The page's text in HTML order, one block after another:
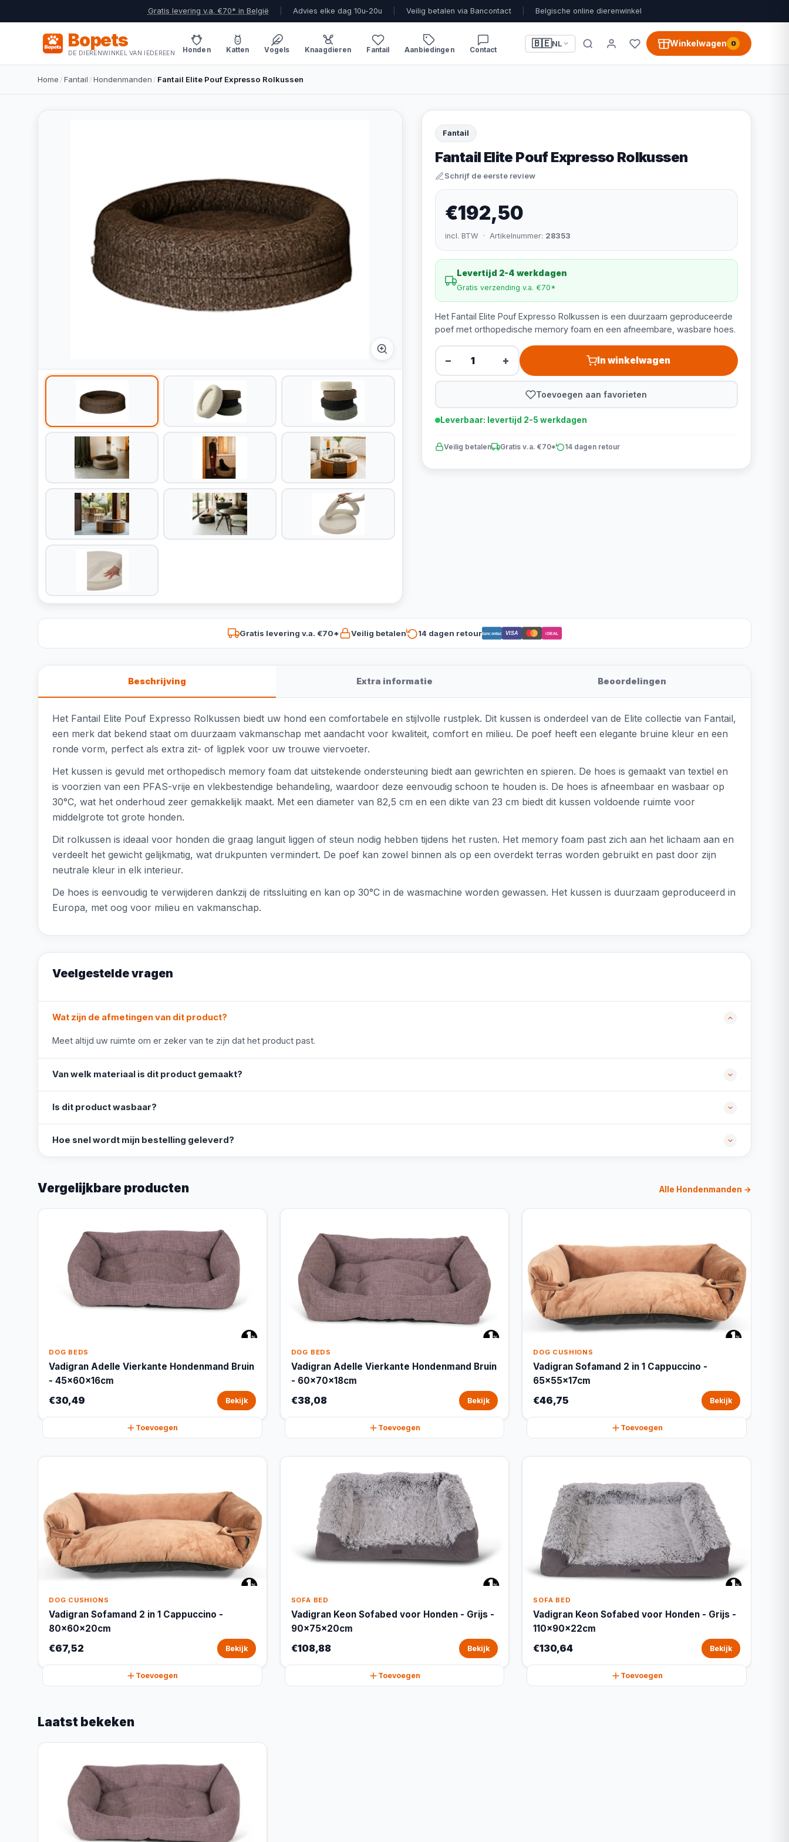
Gratis levering v.a. €70* in België Advies elke dag 10u-20u Veilig betalen via Bancontact Belgische online dierenwinkel
Bopets
DE DIERENWINKEL VAN IEDEREEN Honden Katten Vogels Knaagdieren Fantail Aanbiedingen Contact
🇧🇪NL Winkelwagen 0
Home /Fantail /Hondenmanden / Fantail Elite Pouf Expresso Rolkussen
Fantail
Fantail Elite Pouf Expresso Rolkussen
Schrijf de eerste review
€192,50
incl. BTW · Artikelnummer: 28353
Levertijd 2-4 werkdagen
Gratis verzending v.a. €70*
Het Fantail Elite Pouf Expresso Rolkussen is een duurzaam geproduceerde
poef met orthopedische memory foam en een afneembare, wasbare hoes.
− + In winkelwagen
Toevoegen aan favorieten
Leverbaar: levertijd 2-5 werkdagen
Veilig betalen Gratis v.a. €70* 14 dagen retour
Gratis levering v.a. €70* Veilig betalen 14 dagen retourBancontact VISA iDEAL
Beschrijving Extra informatie Beoordelingen
Het Fantail Elite Pouf Expresso Rolkussen biedt uw hond een comfortabele en stijlvolle rustplek. Dit kussen is onderdeel van de Elite collectie van Fantail,
een merk dat bekend staat om duurzaam vakmanschap met aandacht voor kwaliteit, comfort en milieu. De poef heeft een elegante bruine kleur en een
ronde vorm, perfect als extra zit- of ligplek voor uw trouwe viervoeter.
Het kussen is gevuld met orthopedisch memory foam dat uitstekende ondersteuning biedt aan gewrichten en spieren. De hoes is gemaakt van textiel en
is voorzien van een PFAS-vrije en vlekbestendige behandeling, waardoor deze eenvoudig schoon te houden is. De hoes is afneembaar en wasbaar op
30°C, wat het onderhoud zeer gemakkelijk maakt. Met een diameter van 82,5 cm en een dikte van 23 cm biedt dit kussen voldoende ruimte voor
middelgrote tot grote honden.
Dit rolkussen is ideaal voor honden die graag languit liggen of steun nodig hebben tijdens het rusten. Het memory foam past zich aan het lichaam aan en
verdeelt het gewicht gelijkmatig, wat drukpunten vermindert. De poef kan zowel binnen als op een overdekt terras worden gebruikt en past door zijn
neutrale kleur in elk interieur.
De hoes is eenvoudig te verwijderen dankzij de ritssluiting en kan op 30°C in de wasmachine worden gewassen. Het kussen is duurzaam geproduceerd in
Europa, met oog voor milieu en vakmanschap.
Veelgestelde vragen
Wat zijn de afmetingen van dit product?
Meet altijd uw ruimte om er zeker van te zijn dat het product past.
Van welk materiaal is dit product gemaakt?
Is dit product wasbaar?
Hoe snel wordt mijn bestelling geleverd?
Vergelijkbare producten Alle Hondenmanden →
DOG BEDS
Vadigran Adelle Vierkante Hondenmand Bruin
- 45x60x16cm
€30,49 Bekijk
Toevoegen
DOG BEDS
Vadigran Adelle Vierkante Hondenmand Bruin
- 60x70x18cm
€38,08 Bekijk
Toevoegen
DOG CUSHIONS
Vadigran Sofamand 2 in 1 Cappuccino -
65x55x17cm
€46,75 Bekijk
Toevoegen
DOG CUSHIONS
Vadigran Sofamand 2 in 1 Cappuccino -
80x60x20cm
€67,52 Bekijk
Toevoegen
SOFA BED
Vadigran Keon Sofabed voor Honden - Grijs -
90x75x20cm
€108,88 Bekijk
Toevoegen
SOFA BED
Vadigran Keon Sofabed voor Honden - Grijs -
110x90x22cm
€130,64 Bekijk
Toevoegen
Laatst bekeken